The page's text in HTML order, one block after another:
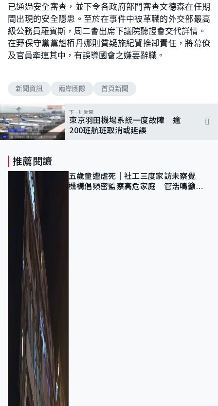
已通過安全審查，並下令各政府部門審查文德森在任期
間出現的安全隱患。至於在事件中被革職的外交部最高
級公務員羅賓斯，周二會出席下議院聽證會交代詳情。
在野保守黨黨魁栢丹娜則質疑施紀賢推卸責任，將幕僚
及官員牽連其中，有誤導國會之嫌要辭職。
新聞資訊 兩岸國際 首頁新聞
下一則新聞
東京羽田機場系統一度故障 逾
200班航班取消或延誤
推薦閱讀
五歲童遭虐死｜社工三度家訪未察覺
機構倡頻密監察高危家庭 管浩鳴籲加